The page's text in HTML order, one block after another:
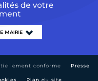
de votre
conforme Presse